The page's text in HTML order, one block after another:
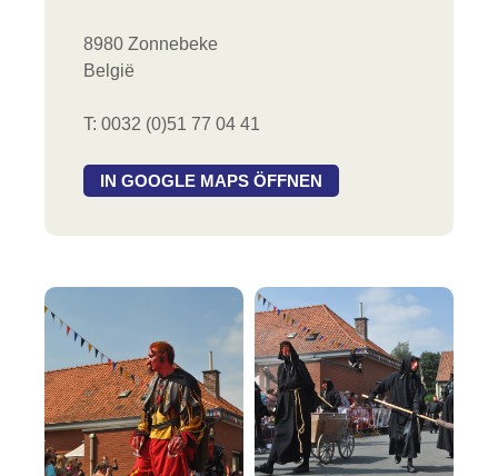
8980 Zonnebeke
België
T: 0032 (0)51 77 04 41
IN GOOGLE MAPS ÖFFNEN